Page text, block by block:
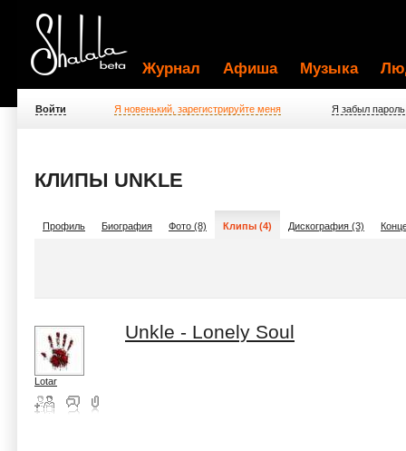
Журнал Афиша Музыка
Войти Я новенький, зарегистрируйте меня Я забыл пароль
КЛИПЫ UNKLE
Профиль Биография Фото (8) Клипы (4) Дискография (3)
Lotar
Unkle - Lonely Soul